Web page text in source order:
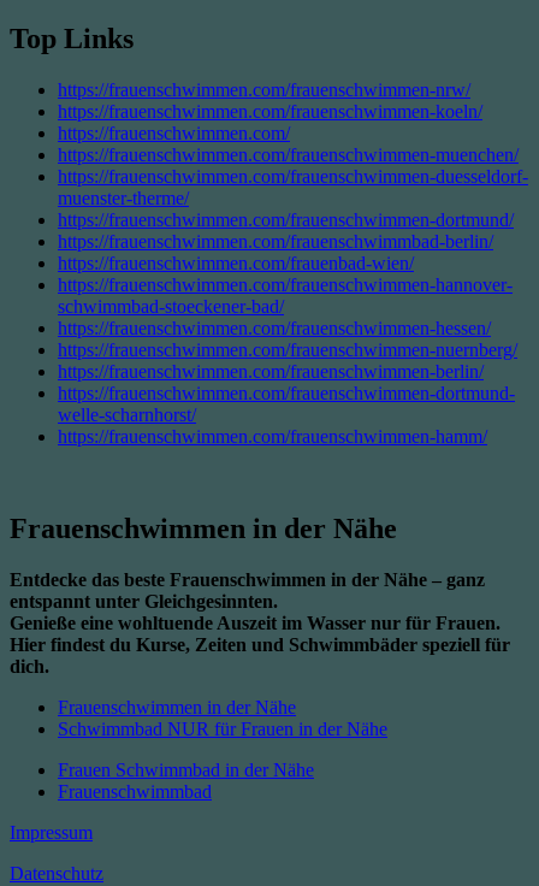
Top Links
https://frauenschwimmen.com/frauenschwimmen-nrw/
https://frauenschwimmen.com/frauenschwimmen-koeln/
https://frauenschwimmen.com/
https://frauenschwimmen.com/frauenschwimmen-muenchen/
https://frauenschwimmen.com/frauenschwimmen-duesseldorf-
muenster-therme/
https://frauenschwimmen.com/frauenschwimmen-dortmund/
https://frauenschwimmen.com/frauenschwimmbad-berlin/
https://frauenschwimmen.com/frauenbad-wien/
https://frauenschwimmen.com/frauenschwimmen-hannover-
schwimmbad-stoeckener-bad/
https://frauenschwimmen.com/frauenschwimmen-hessen/
https://frauenschwimmen.com/frauenschwimmen-nuernberg/
https://frauenschwimmen.com/frauenschwimmen-berlin/
https://frauenschwimmen.com/frauenschwimmen-dortmund-
welle-scharnhorst/
https://frauenschwimmen.com/frauenschwimmen-hamm/
Frauenschwimmen in der Nähe
Entdecke das beste Frauenschwimmen in der Nähe – ganz
entspannt unter Gleichgesinnten.
Genieße eine wohltuende Auszeit im Wasser nur für Frauen.
Hier findest du Kurse, Zeiten und Schwimmbäder speziell für
dich.
Frauenschwimmen in der Nähe
Schwimmbad NUR für Frauen in der Nähe
Frauen Schwimmbad in der Nähe
Frauenschwimmbad
Impressum
Datenschutz